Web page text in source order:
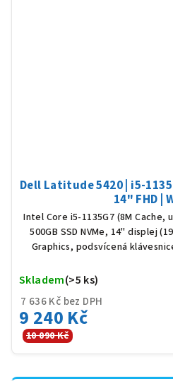
Dell Latitude 5420 | i5-
14" FHD |
Intel Core i5-1135G7 (8M Cache,
500GB SSD NVMe, 14" displej
Graphics, podsvícená
7 636 Kč bez DPH
9 240 Kč
10 090 Kč
Skladem(>5 ks)